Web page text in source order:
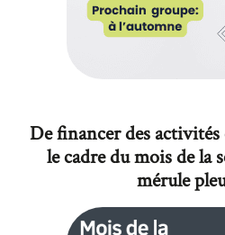
De financer des
le cadre du mois de la
mérule